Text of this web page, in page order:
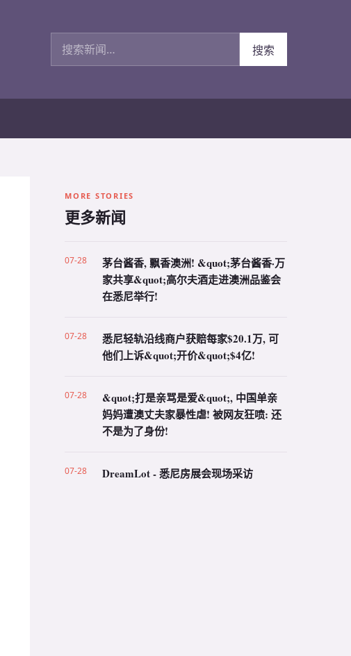
搜索新闻
搜索
MORE STORIES
更多新闻
07-28
茅台酱香, 飘香澳洲! &quot;茅台酱香·万
家共享&quot;高尔夫酒走进澳洲品鉴会
在悉尼举行!
07-28
悉尼轻轨沿线商户获赔每家$20.1万, 可
他们上诉&quot;开价&quot;$4亿!
07-28
&quot;打是亲骂是爱&quot;, 中国单亲
妈妈遭澳丈夫家暴性虐! 被网友狂喷: 还
不是为了身份!
07-28 DreamLot - 悉尼房展会现场采访